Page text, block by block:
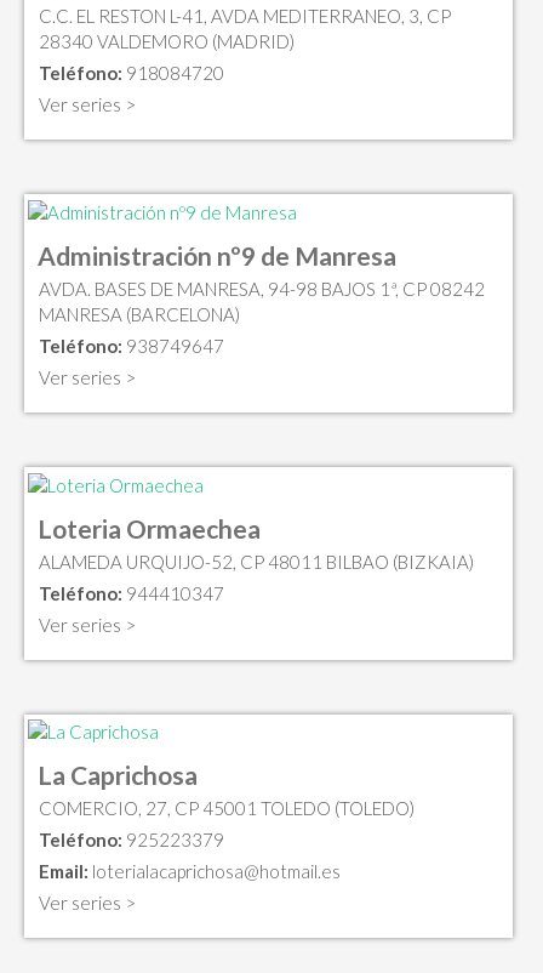
C.C. EL RESTON L-41, AVDA MEDITERRANEO, 3, CP
28340 VALDEMORO (MADRID)
Teléfono: 918084720
Ver series >
Administración nº9 de Manresa
AVDA. BASES DE MANRESA, 94-98 BAJOS 1ª, CP 08242
MANRESA (BARCELONA)
Teléfono: 938749647
Ver series >
Loteria Ormaechea
ALAMEDA URQUIJO-52, CP 48011 BILBAO (BIZKAIA)
Teléfono: 944410347
Ver series >
La Caprichosa
COMERCIO, 27, CP 45001 TOLEDO (TOLEDO)
Teléfono: 925223379
Email: loterialacaprichosa@hotmail.es
Ver series >